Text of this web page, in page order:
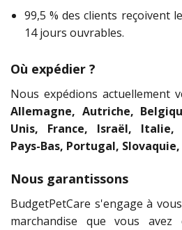
99,5 % des clients reçoivent
14 jours ouvrables.
Où expédier ?
Nous expédions actuellement
Allemagne, Autriche,
Unis, France, Israël, Italie,
Pays-Bas, Portugal, Slovaquie,
Nous garantissons
BudgetPetCare s'engage à
marchandise que vous avez